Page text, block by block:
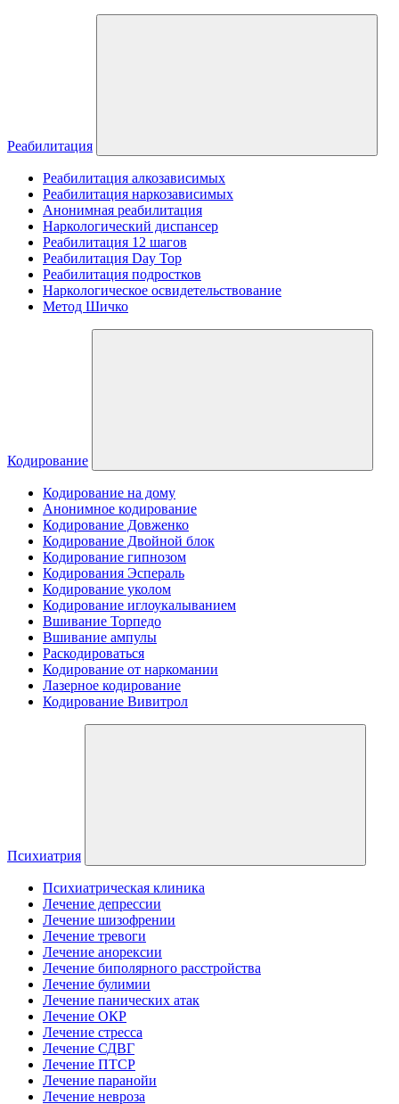
Реабилитация
Реабилитация алкозависимых
Реабилитация наркозависимых
Анонимная реабилитация
Наркологический диспансер
Реабилитация 12 шагов
Реабилитация Day Top
Реабилитация подростков
Наркологическое освидетельствование
Метод Шичко
Кодирование
Кодирование на дому
Анонимное кодирование
Кодирование Довженко
Кодирование Двойной блок
Кодирование гипнозом
Кодирования Эспераль
Кодирование уколом
Кодирование иглоукалыванием
Вшивание Торпедо
Вшивание ампулы
Раскодироваться
Кодирование от наркомании
Лазерное кодирование
Кодирование Вивитрол
Психиатрия
Психиатрическая клиника
Лечение депрессии
Лечение шизофрении
Лечение тревоги
Лечение анорексии
Лечение биполярного расстройства
Лечение булимии
Лечение панических атак
Лечение ОКР
Лечение стресса
Лечение СДВГ
Лечение ПТСР
Лечение паранойи
Лечение невроза